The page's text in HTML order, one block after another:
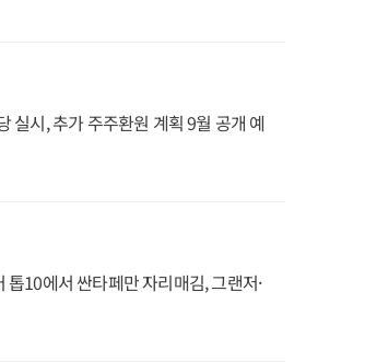
실시, 추가 주주환원 계획 9월 공개 예
10에서 싼타페만 자리매김, 그랜저·